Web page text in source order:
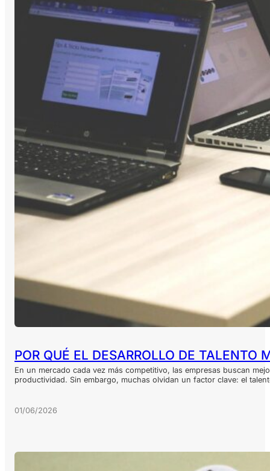
POR QUÉ EL DESARROLLO DE TALENTO
En un mercado cada vez más competitivo, las empresas buscan
productividad. Sin embargo, muchas olvidan un factor clave: el
01/06/2026